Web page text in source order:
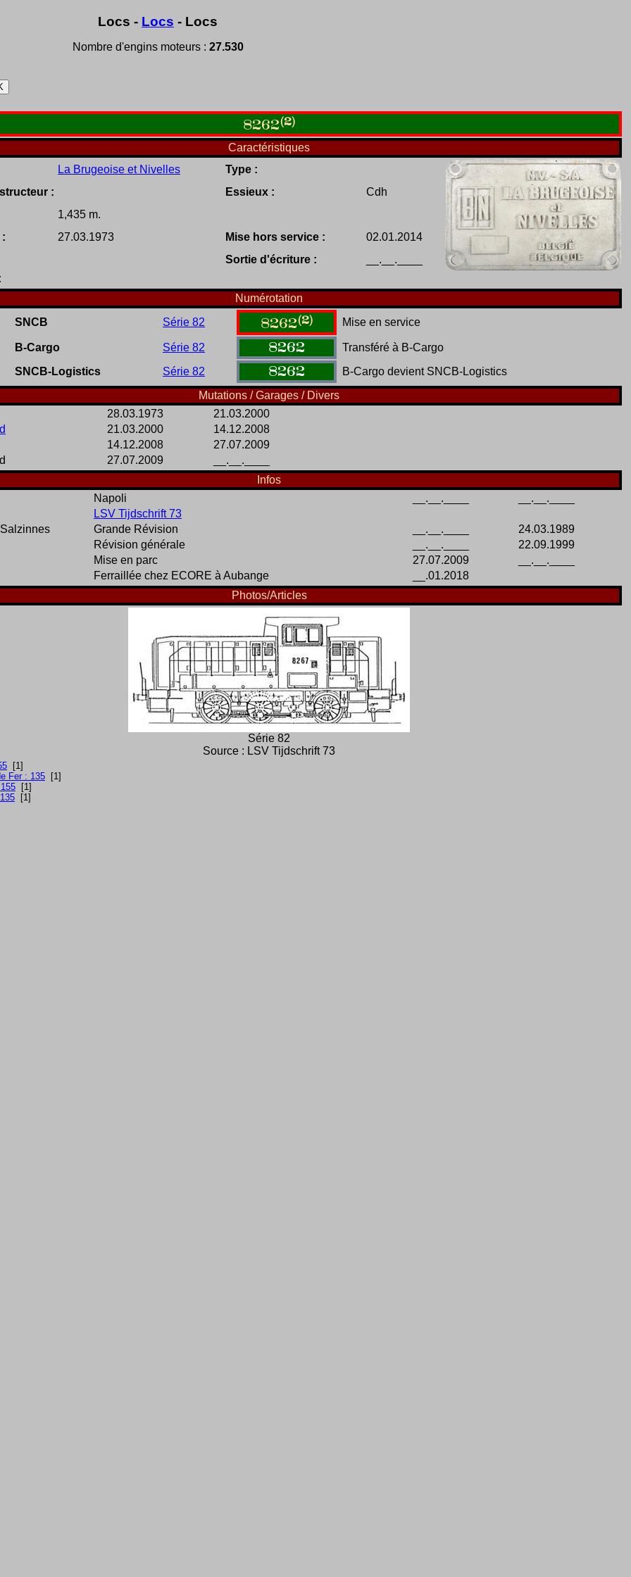
Locs - Locs - Locs
Nombre d'engins moteurs : 27.530
8262(2)
Caractéristiques
La Brugeoise et Nivelles
Type :
:
Essieux :
Cdh
1,435 m.
27.03.1973 Mise hors service :
02.01.2014
Sortie d'écriture :
__.__.____
Numérotation
SNCB Série 82 8262(2) Mise en service
B-Cargo Série 82 8262
Transféré à B-Cargo
SNCB-Logistics Série 82 8262
B-Cargo devient SNCB-Logistics
Mutations / Garages / Divers
28.03.1973
21.03.2000
21.03.2000
14.12.2008
14.12.2008
27.07.2009
27.07.2009
__.__.____
Infos
Napoli __.__.____
__.__.____
LSV Tijdschrift 73
Salzinnes Grande Révision __.__.____
24.03.1989
Révision générale __.__.____
22.09.1999
Mise en parc 27.07.2009
__.__.____
Ferraillée chez ECORE à Aubange
__.01.2018
Photos/Articles
Série 82
Source : LSV Tijdschrift 73
[1]
Fer : 135 [1]
[1]
[1]